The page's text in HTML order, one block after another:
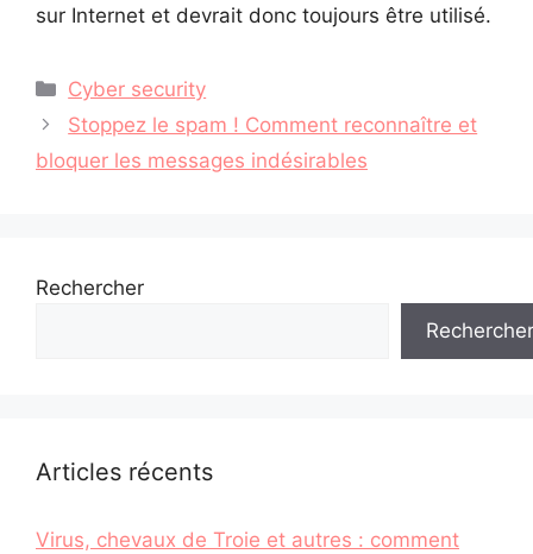
sur Internet et devrait donc toujours être utilisé.
Catégories
Cyber security
Stoppez le spam ! Comment reconnaître et
bloquer les messages indésirables
Rechercher
Rechercher
Articles récents
Virus, chevaux de Troie et autres : comment